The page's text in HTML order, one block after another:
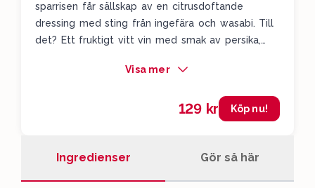
sparrisen får sällskap av en citrusdoftande
dressing med sting från ingefära och wasabi. Till
det? Ett fruktigt vitt vin med smak av persika,
ger hela rätten en somrig, krispig känsla. Det här
Visa mer
129 kr Köp nu!
Ingredienser Gör så här